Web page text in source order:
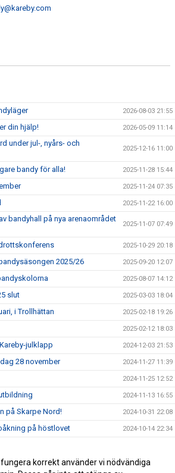
2026-08-03 21:55
din hjälp! 2026-05-09 11:14
under jul-, nyårs- och
2025-12-16 11:00
bandy för alla! 2025-11-28 15:44
2025-11-24 07:35
2025-11-22 16:00
bandyhall på nya arenaområdet
2025-11-07 07:49
2025-10-29 20:18
2025/26 2025-09-20 12:07
2025-08-07 14:12
slut 2025-03-03 18:04
i Trollhättan 2025-02-18 19:26
2025-02-12 18:03
julklapp 2024-12-03 21:53
28 november 2024-11-27 11:39
2024-11-25 12:52
2024-11-13 16:55
på Skarpe Nord! 2024-10-31 22:08
på höstlovet 2024-10-14 22:34
2024-08-11 13:01
korrekt använder vi nödvändiga